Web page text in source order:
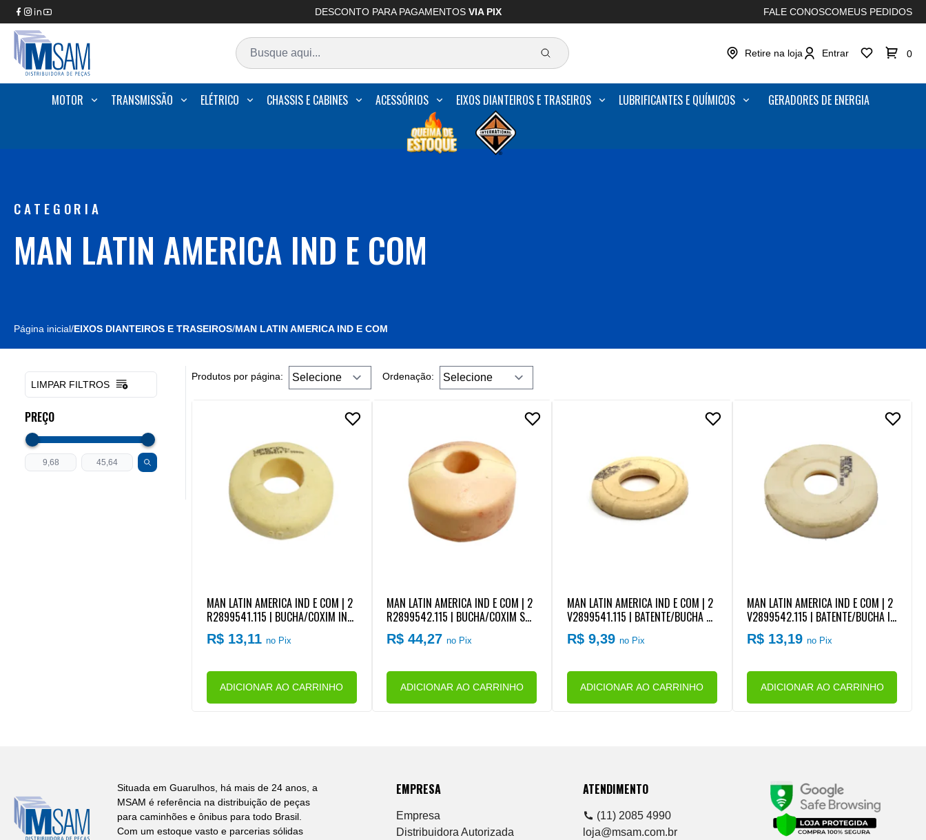
DESCONTO PARA PAGAMENTOS VIA PIX FALE CONOSCOMEUS PEDIDOS
Retire na loja Entrar 0
MOTOR TRANSMISSÃO ELÉTRICO CHASSIS E CABINES ACESSÓRIOS EIXOS DIANTEIROS E TRASEIROS LUBRIFICANTES E QUÍMICOS GERADORES DE ENERGIA
CATEGORIA
MAN LATIN AMERICA IND E COM
Página inicial/EIXOS DIANTEIROS E TRASEIROS/MAN LATIN AMERICA IND E COM
LIMPAR FILTROS
PREÇO
Produtos por página: Ordenação:
MAN LATIN AMERICA IND E COM | 2
R2899541.115 | BUCHA/COXIM INFE
RIOR SUSPENSAO CABINE VW CONS
TELLATION
R$ 13,11 no Pix
ADICIONAR AO CARRINHO
MAN LATIN AMERICA IND E COM | 2
R2899542.115 | BUCHA/COXIM SUP
ERIOR SUSPENSAO CABINE VW CON
STELLATION
R$ 44,27no Pix
ADICIONAR AO CARRINHO
MAN LATIN AMERICA IND E COM | 2
V2899541.115 | BATENTE/BUCHA S
UPERIOR AMORTECEDOR CABINE V
W CONSTELLATION
R$ 9,39 no Pix
ADICIONAR AO CARRINHO
MAN LATIN AMERICA IND E COM | 2
V2899542.115 | BATENTE/BUCHA IN
FERIOR AMORTECEDOR CABINE VW
CONSTELLATION
R$ 13,19no Pix
ADICIONAR AO CARRINHO
Situada em Guarulhos, há mais de 24 anos, a
MSAM é referência na distribuição de peças
para caminhões e ônibus para todo Brasil.
Com um estoque vasto e parcerias sólidas
EMPRESA
Empresa
Distribuidora Autorizada
ATENDIMENTO
(11) 2085 4990
loja@msam.com.br